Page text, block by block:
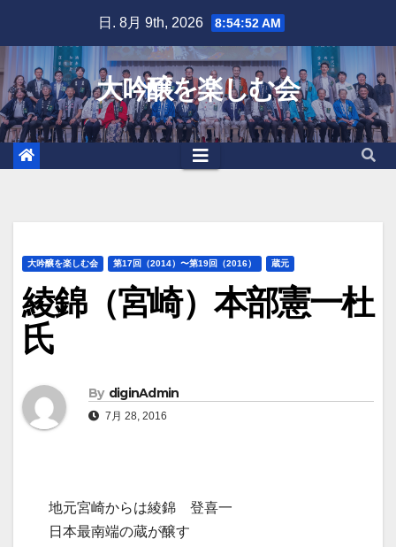
content
日. 8月 9th, 2026 8:54:53 AM
大吟醸を楽しむ会
大吟醸を楽しむ会 第17回（2014）〜第19回（2016） 蔵元
綾錦（宮崎）本部憲一杜
氏
By diginAdmin
7月 28, 2016
地元宮崎からは綾錦 登喜一
日本最南端の蔵が醸す